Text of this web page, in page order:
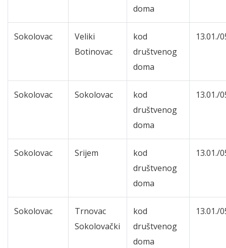
doma
Sokolovac
Veliki
Botinovac
kod
društvenog
doma
13.01./
Sokolovac Sokolovac
kod
društvenog
doma
13.01./
Sokolovac Srijem
kod
društvenog
doma
13.01./
Sokolovac
Trnovac
Sokolovački
kod
društvenog
doma
13.01./